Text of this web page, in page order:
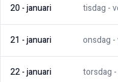
20-januari tisdag -
21 -januari onsdag -
22-januari torsdag